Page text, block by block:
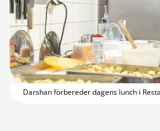
Darshan förbereder dagens lunch i